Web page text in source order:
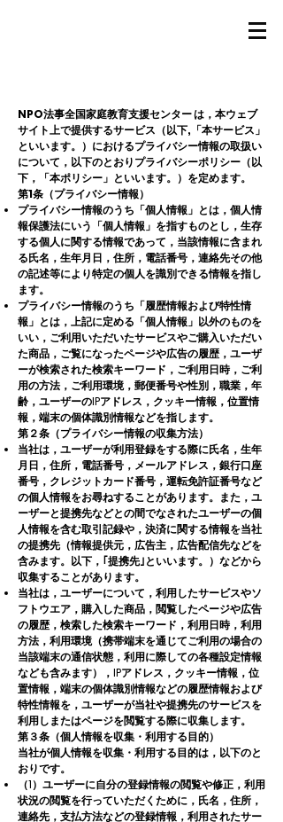
NPO法事全国家庭教育支援センターは，本ウェブ
サイト上で提供するサービス（以下,「本サービス」
といいます。）におけるプライバシー情報の取扱い
について，以下のとおりプライバシーポリシー（以
下，「本ポリシー」といいます。）を定めます。
第1条（プライバシー情報）
プライバシー情報のうち「個人情報」とは，個人情
報保護法にいう「個人情報」を指すものとし，生存
する個人に関する情報であって，当該情報に含まれ
る氏名，生年月日，住所，電話番号，連絡先その他
の記述等により特定の個人を識別できる情報を指し
ます。
プライバシー情報のうち「履歴情報および特性情
報」とは，上記に定める「個人情報」以外のものを
いい，ご利用いただいたサービスやご購入いただい
た商品，ご覧になったページや広告の履歴，ユーザ
ーが検索された検索キーワード，ご利用日時，ご利
用の方法，ご利用環境，郵便番号や性別，職業，年
齢，ユーザーのIPアドレス，クッキー情報，位置情
報，端末の個体識別情報などを指します。
第２条（プライバシー情報の収集方法）
当社は，ユーザーが利用登録をする際に氏名，生年
月日，住所，電話番号，メールアドレス，銀行口座
番号，クレジットカード番号，運転免許証番号など
の個人情報をお尋ねすることがあります。また，ユ
ーザーと提携先などとの間でなされたユーザーの個
人情報を含む取引記録や，決済に関する情報を当社
の提携先（情報提供元，広告主，広告配信先などを
含みます。以下，｢提携先｣といいます。）などから
収集することがあります。
当社は，ユーザーについて，利用したサービスやソ
フトウエア，購入した商品，閲覧したページや広告
の履歴，検索した検索キーワード，利用日時，利用
方法，利用環境（携帯端末を通じてご利用の場合の
当該端末の通信状態，利用に際しての各種設定情報
なども含みます），IPアドレス，クッキー情報，位
置情報，端末の個体識別情報などの履歴情報および
特性情報を，ユーザーが当社や提携先のサービスを
利用しまたはページを閲覧する際に収集します。
第３条（個人情報を収集・利用する目的）
当社が個人情報を収集・利用する目的は，以下のと
おりです。
（1）ユーザーに自分の登録情報の閲覧や修正，利用
状況の閲覧を行っていただくために，氏名，住所，
連絡先，支払方法などの登録情報，利用されたサー